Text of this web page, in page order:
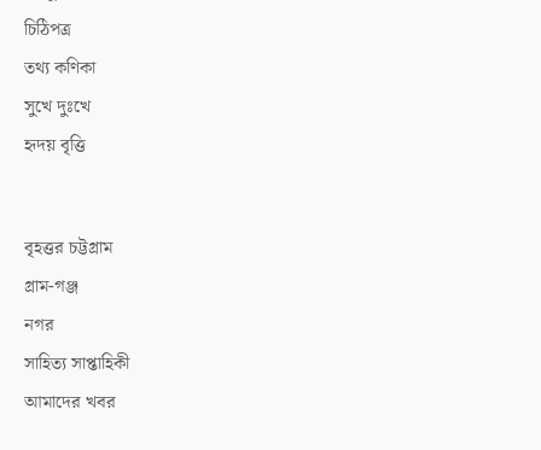
চিঠিপত্র
তথ্য কণিকা
সুখে দুঃখে
হৃদয় বৃত্তি
বৃহত্তর চট্টগ্রাম
গ্রাম-গঞ্জ
নগর
সাহিত্য সাপ্তাহিকী
আমাদের খবর